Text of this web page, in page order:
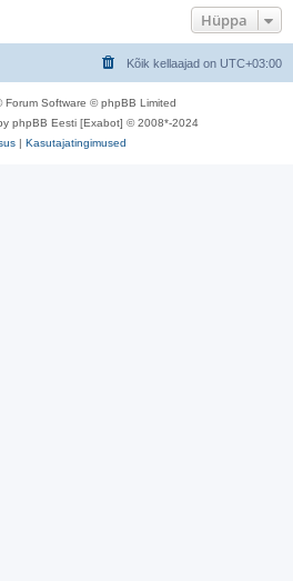
Hüppa
Kõik kellaajad on UTC+03:00
Forum Software © phpBB Limited
phpBB Eesti [Exabot] © 2008*-2024
| Kasutajatingimused